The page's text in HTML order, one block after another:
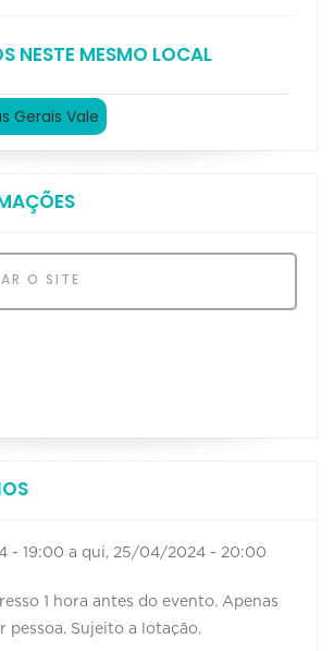
NESTE MESMO LOCAL
Gerais Vale
O SITE
- 19:00 a qui, 25/04/2024 - 20:00
1 hora antes do evento. Apenas
pessoa. Sujeito a lotação.